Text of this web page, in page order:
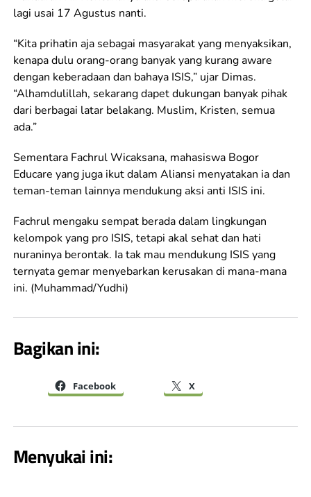
lagi usai 17 Agustus nanti.
“Kita prihatin aja sebagai masyarakat yang menyaksikan,
kenapa dulu orang-orang banyak yang kurang aware
dengan keberadaan dan bahaya ISIS,” ujar Dimas.
“Alhamdulillah, sekarang dapet dukungan banyak pihak
dari berbagai latar belakang. Muslim, Kristen, semua
ada.”
Sementara Fachrul Wicaksana, mahasiswa Bogor
Educare yang juga ikut dalam Aliansi menyatakan ia dan
teman-teman lainnya mendukung aksi anti ISIS ini.
Fachrul mengaku sempat berada dalam lingkungan
kelompok yang pro ISIS, tetapi akal sehat dan hati
nuraninya berontak. Ia tak mau mendukung ISIS yang
ternyata gemar menyebarkan kerusakan di mana-mana
ini. (Muhammad/Yudhi)
Bagikan ini:
Facebook X
Menyukai ini: